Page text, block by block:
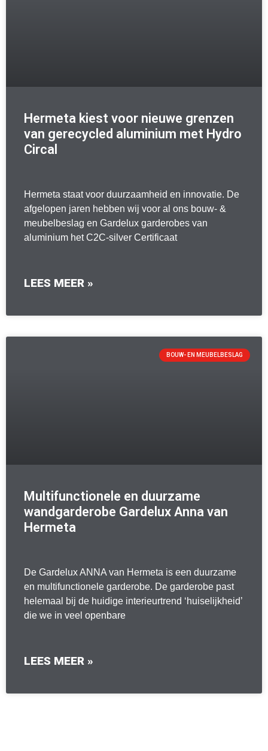
Hermeta kiest voor nieuwe grenzen
van gerecycled aluminium met Hydro
Circal
Hermeta staat voor duurzaamheid en innovatie. De
afgelopen jaren hebben wij voor al ons bouw- &
meubelbeslag en Gardelux garderobes van
aluminium het C2C-silver Certificaat
LEES MEER »
BOUW- EN MEUBELBESLAG
Multifunctionele en duurzame
wandgarderobe Gardelux Anna van
Hermeta
De Gardelux ANNA van Hermeta is een duurzame
en multifunctionele garderobe. De garderobe past
helemaal bij de huidige interieurtrend ‘huiselijkheid’
die we in veel openbare
LEES MEER »